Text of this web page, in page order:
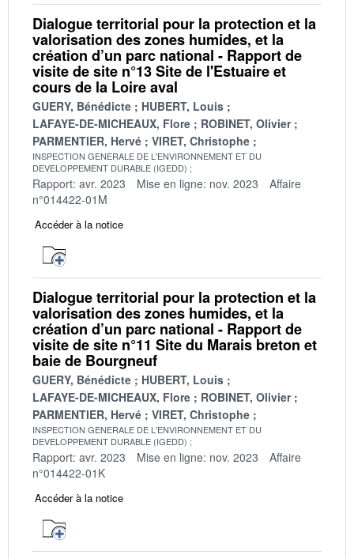
Dialogue territorial pour la protection et la
valorisation des zones humides, et la
création d’un parc national - Rapport de
visite de site n°13 Site de l'Estuaire et
cours de la Loire aval
GUERY, Bénédicte
HUBERT, Louis
LAFAYE-DE-MICHEAUX, Flore
ROBINET, Olivier
PARMENTIER, Hervé
VIRET, Christophe
INSPECTION GENERALE DE L'ENVIRONNEMENT ET DU
DEVELOPPEMENT DURABLE (IGEDD)
Rapport: avr. 2023 Mise en ligne: nov. 2023
Affaire
n°014422-01M
Accéder à la notice
Dialogue territorial pour la protection et la
valorisation des zones humides, et la
création d’un parc national - Rapport de
visite de site n°11 Site du Marais breton et
baie de Bourgneuf
GUERY, Bénédicte
HUBERT, Louis
LAFAYE-DE-MICHEAUX, Flore
ROBINET, Olivier
PARMENTIER, Hervé
VIRET, Christophe
INSPECTION GENERALE DE L'ENVIRONNEMENT ET DU
DEVELOPPEMENT DURABLE (IGEDD)
Rapport: avr. 2023 Mise en ligne: nov. 2023
Affaire
n°014422-01K
Accéder à la notice